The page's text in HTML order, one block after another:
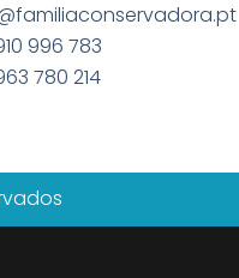
996 783
780 214